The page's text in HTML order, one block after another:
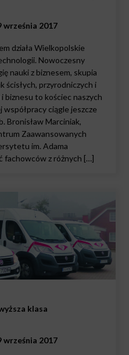
września 2017
działa Wielkopolskie
Nowoczesny
nauki z biznesem, skupia
ścisłych, przyrodniczych i
biznesu to kościec naszych
współpracy ciągle jeszcze
Bronisław Marciniak,
Zaawansowanych
im. Adama
fachowców z różnych […]
klasa
września 2017